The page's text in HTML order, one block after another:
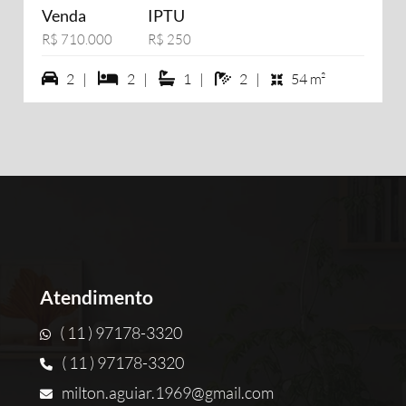
Venda
R$ 710.000
IPTU
R$ 250
2 vagas na garagem
2 | 2 dormiórios
2 | 1 suítes
1 | 2 banheiros
2 | 54 m²
Atendimento
( 11 ) 97178-3320
( 11 ) 97178-3320
milton.aguiar.1969@gmail.com